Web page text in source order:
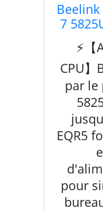
Beelink
7
Mini
⚡
CPU
par le
EQR5
pour